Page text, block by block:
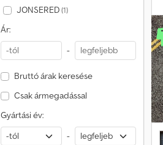
JONSERED(1)
Ár:
-
Bruttó árak keresése
Csak ármegadással
Gyártási év:
-